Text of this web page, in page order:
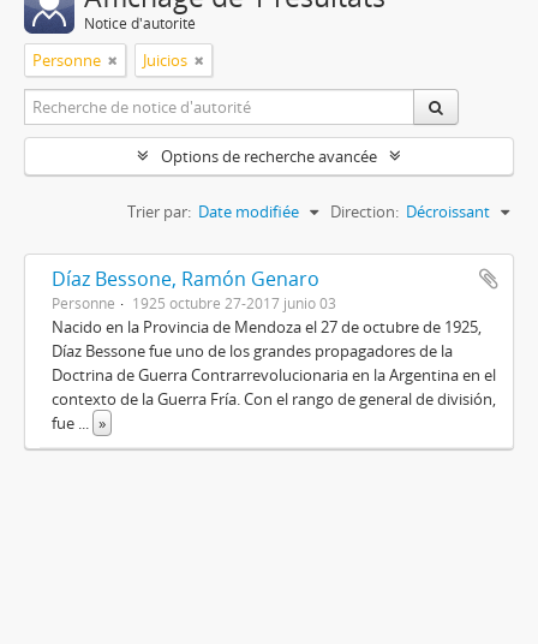
Notice d'autorité
Personne Juicios
Options de recherche avancée
Trier par: Date modifiée Direction: Décroissant
Díaz Bessone, Ramón Genaro
Personne 1925 octubre 27-2017 junio 03
Nacido en la Provincia de Mendoza el 27 de octubre de 1925,
Díaz Bessone fue uno de los grandes propagadores de la
Doctrina de Guerra Contrarrevolucionaria en la Argentina en el
contexto de la Guerra Fría. Con el rango de general de división,
fue ... »